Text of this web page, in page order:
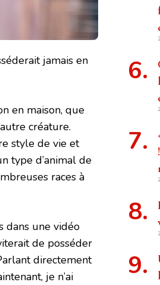
jamais en
en maison, que
créature.
style de vie et
type d’animal de
races à
dans une vidéo
de posséder
directement
je n’ai